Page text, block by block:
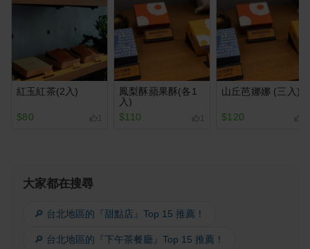
紅玉紅茶(2入)
$80 1
鳳梨酥蘋果酥(各1
入)
$110
1
山丘芭娜娜 (三入)
$120
大家都在搜尋
🔎 台北地區的『甜點店』Top 15 推薦！
🔎 台北地區的『下午茶餐廳』Top 15 推薦！